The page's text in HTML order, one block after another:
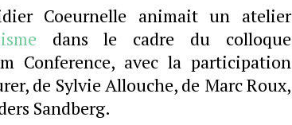
Coeurnelle animait un atelier
dans le cadre du colloque
Conference, avec la participation
de Sylvie Allouche, de Marc Roux,
Sandberg.